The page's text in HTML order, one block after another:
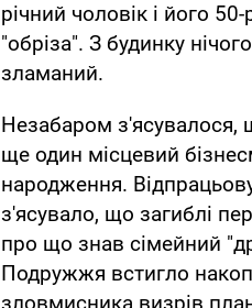
річний чоловік і його
"обріза". З будинку
зламаний.
Незабаром з'ясувалося,
ще один місцевий
народження.
з'ясувало, що загиблі
про що знав сімейний
Подружжя встигло